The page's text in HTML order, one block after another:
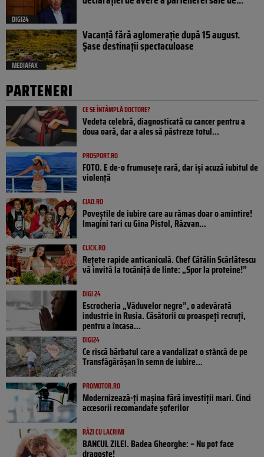
DIGI24
MEDIAFAX
Vacanță fără aglomerație după 15 august.
Șase destinații spectaculoase
PARTENERI
CE SE ÎNTÂMPLĂ DOCTORE?
Vedeta celebră, diagnosticată cu cancer pentru a
doua oară, dar a ales să păstreze totul...
PROSPORT.RO
FOTO. E de-o frumusețe rară, dar își acuză iubitul de
violență
CIAO.RO
Poveştile de iubire care au rămas doar o amintire!
Imagini tari cu Gina Pistol, Răzvan...
CLICK.RO
Rețete rapide anticaniculă. Chef Cătălin Scărlătescu
vă invită la tocăniță de linte: „Spor la proteine!”
DIGI 24
Escrocheria „Văduvelor negre”, o adevărată
industrie în Rusia. Căsătorii cu proaspeți recruți,
pentru a încasa...
DIGI24
Ce riscă bărbatul care a vandalizat o stâncă de pe
Transfăgărășan în semn de iubire...
PROMOTOR.RO
Modernizează-ți mașina fără investiții mari. Cinci
accesorii recomandate șoferilor
RÂZI CU LACRIMI
BANCUL ZILEI. Badea Gheorghe: – Nu pot face
dragoste!